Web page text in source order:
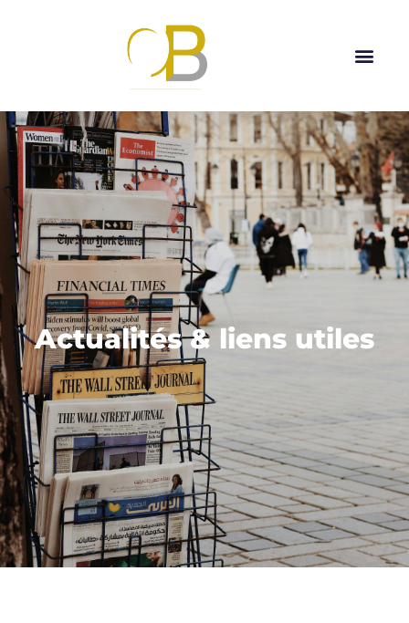
Actualités & liens utiles